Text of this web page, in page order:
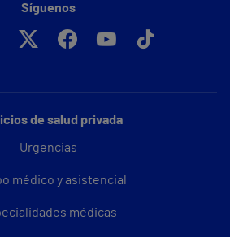
de salud privada
Urgencias
médico y asistencial
médicas
Síguenos